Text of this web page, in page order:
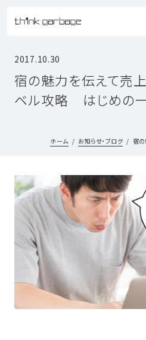
2017.10.30
宿の魅力を伝えて売上
ベル攻略 はじめの
ホーム お知らせ・ブログ